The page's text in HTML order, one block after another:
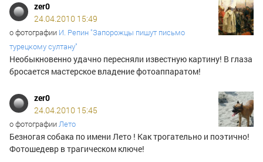
zer0
24.04.2010 15:49
о фотографии И. Репин "Запорожцы пишут письмо
турецкому султану"
Необыкновенно удачно пересняли известную картину! В глаза
бросается мастерское владение фотоаппаратом!
zer0
24.04.2010 15:45
о фотографии Лето
Безногая собака по имени Лето ! Как трогательно и поэтично!
Фотошедевр в трагическом ключе!